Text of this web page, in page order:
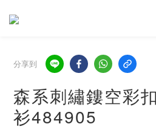
分享到
森系刺繡鏤空彩
衫484905